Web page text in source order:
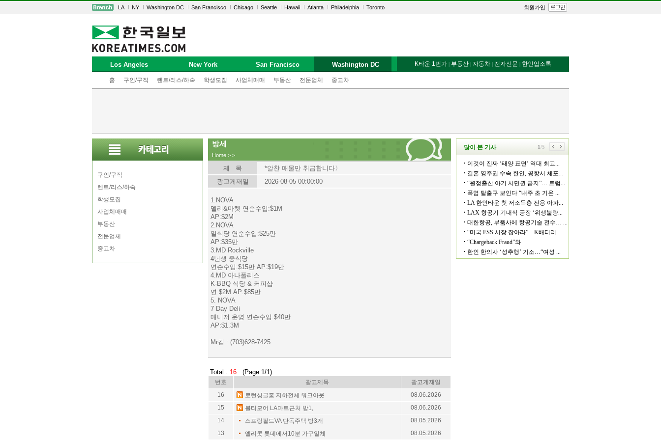
LA NY Washington DC San Francisco Chicago Seattle Hawaii Atlanta Philadelphia Toronto 회원가입
Los Angeles New York San Francisco Washington DC
홈 구인/구직 렌트/리스/하숙 학생모집 사업체매매 부동산 전문업체 중고차
K타운 1번가 | 부동산 | 자동차 | 전자신문 | 한인업소록
구인/구직
렌트/리스/하숙
학생모집
사업체매매
부동산
전문업체
중고차
방세
Home > >
제 목
*알찬 매물만 취급합니다〉
광고게재일
2026-08-05 00:00:00
1.NOVA
델리&마켓 연순수입:$1M
AP:$2M
2.NOVA
일식당 연순수입:$25만
AP:$35만
3.MD Rockville
4년생 중식당
연순수입:$15만 AP:$19만
4.MD 아나폴리스
K-BBQ 식당 & 커피샵
연 $2M AP:$85만
5. NOVA
7 Day Deli
매니저 운영 연순수입:$40만
AP:$1.3M
Mr김 : (703)628-7425
Total : 16 (Page 1/1)
번호 광고제목
광고게재일
16
로턴싱글홈 지하전체 워크아웃
08.06.2026
15
볼티모어 LA마트근처 방1,
08.06.2026
14
스프링필드VA 단독주택 방3개
08.05.2026
13
엘리콧 롯데에서10분 가구일체
08.05.2026